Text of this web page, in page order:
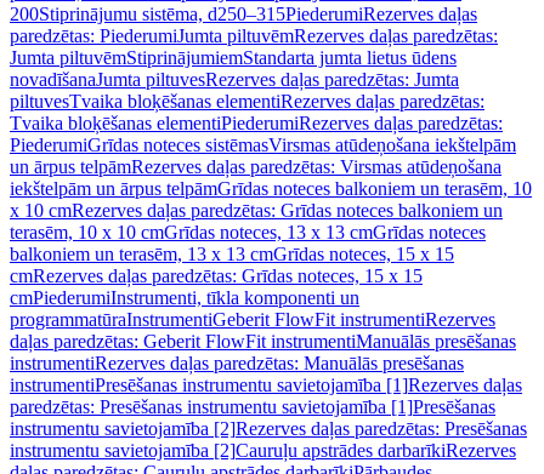
200Stiprinājumu sistēma, d250–315PiederumiRezerves daļas
paredzētas: PiederumiJumta piltuvēmRezerves daļas paredzētas:
Jumta piltuvēmStiprinājumiemStandarta jumta lietus ūdens
novadīšanaJumta piltuvesRezerves daļas paredzētas: Jumta
piltuvesTvaika bloķēšanas elementiRezerves daļas paredzētas:
Tvaika bloķēšanas elementiPiederumiRezerves daļas paredzētas:
PiederumiGrīdas noteces sistēmasVirsmas atūdeņošana iekštelpām
un ārpus telpāmRezerves daļas paredzētas: Virsmas atūdeņošana
iekštelpām un ārpus telpāmGrīdas noteces balkoniem un terasēm, 10
x 10 cmRezerves daļas paredzētas: Grīdas noteces balkoniem un
terasēm, 10 x 10 cmGrīdas noteces, 13 x 13 cmGrīdas noteces
balkoniem un terasēm, 13 x 13 cmGrīdas noteces, 15 x 15
cmRezerves daļas paredzētas: Grīdas noteces, 15 x 15
cmPiederumiInstrumenti, tīkla komponenti un
programmatūraInstrumentiGeberit FlowFit instrumentiRezerves
daļas paredzētas: Geberit FlowFit instrumentiManuālās presēšanas
instrumentiRezerves daļas paredzētas: Manuālās presēšanas
instrumentiPresēšanas instrumentu savietojamība [1]Rezerves daļas
paredzētas: Presēšanas instrumentu savietojamība [1]Presēšanas
instrumentu savietojamība [2]Rezerves daļas paredzētas: Presēšanas
instrumentu savietojamība [2]Cauruļu apstrādes darbarīkiRezerves